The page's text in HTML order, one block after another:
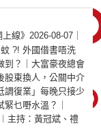
上線》2026-08-07｜
?! 外國借書唔洗
到？｜大富豪夜總會
股東換人，公關中介
調復業」每晚只接少
乜嘢水溫？｜
主持：黃冠斌、禮